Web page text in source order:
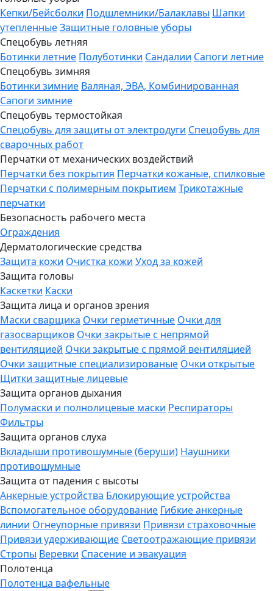
Кепки/Бейсболки Подшлемники/Балаклавы Шапки
утепленныеЗащитные головные уборы
Спецобувь летняя
Ботинки летние Полуботинки Сандалии Сапоги летние
Спецобувь зимняя
Ботинки зимние Валяная, ЭВА, Комбинированная
Сапоги зимние
Спецобувь термостойкая
Спецобувь для защиты от электродуги Спецобувь для
сварочных работ
Перчатки от механических воздействий
Перчатки без покрытия Перчатки кожаные, спилковые
Перчатки с полимерным покрытием Трикотажные
перчатки
Безопасность рабочего места
Ограждения
Дерматологические средства
Защита кожи Очистка кожи Уход за кожей
Защита головы
Каскетки Каски
Защита лица и органов зрения
Маски сварщика Очки герметичные Очки для
газосварщиков Очки закрытые с непрямой
вентиляцией Очки закрытые с прямой вентиляцией
Очки защитные специализированые Очки открытые
Щитки защитные лицевые
Защита органов дыхания
Полумаски и полнолицевые маски Респираторы
Фильтры
Защита органов слуха
Вкладыши противошумные (беруши) Наушники
противошумные
Защита от падения с высоты
Анкерные устройства Блокирующие устройства
Вспомогательное оборудование Гибкие анкерные
линии Огнеупорные привязи Привязи страховочные
Привязи удерживающие Светоотражающие привязи
Стропы Веревки Спасение и эвакуация
Полотенца
Полотенца вафельные